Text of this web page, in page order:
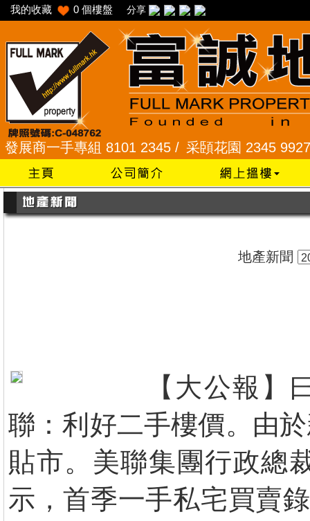
我的收藏 0 個樓盤 分享
商一手專組 8101 2345 /采頣花園 2345 9927 /
地產新聞
【大公報
聯：利好二手樓價。由
貼市。美聯集團行政總
示，首季一手私宅買賣